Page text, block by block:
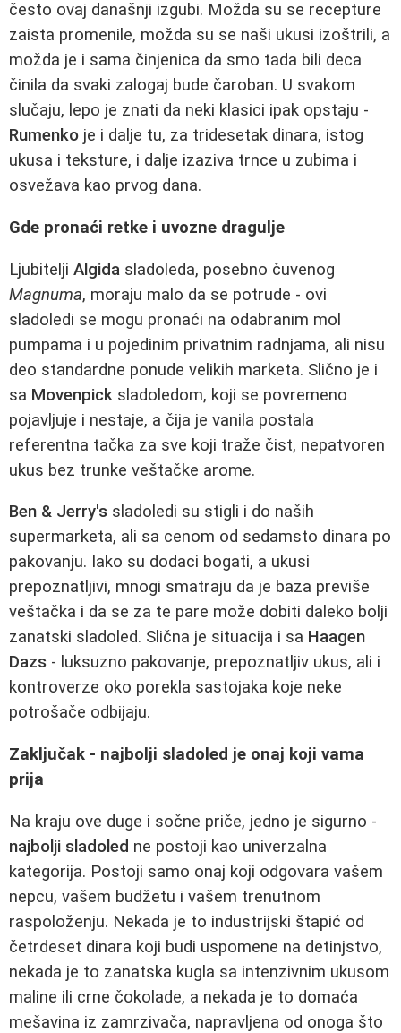
često ovaj današnji izgubi. Možda su se recepture
zaista promenile, možda su se naši ukusi izoštrili, a
možda je i sama činjenica da smo tada bili deca
činila da svaki zalogaj bude čaroban. U svakom
slučaju, lepo je znati da neki klasici ipak opstaju -
Rumenko je i dalje tu, za tridesetak dinara, istog
ukusa i teksture, i dalje izaziva trnce u zubima i
osvežava kao prvog dana.
Gde pronaći retke i uvozne dragulje
Ljubitelji Algida sladoleda, posebno čuvenog
Magnuma, moraju malo da se potrude - ovi
sladoledi se mogu pronaći na odabranim mol
pumpama i u pojedinim privatnim radnjama, ali nisu
deo standardne ponude velikih marketa. Slično je i
sa Movenpick sladoledom, koji se povremeno
pojavljuje i nestaje, a čija je vanila postala
referentna tačka za sve koji traže čist, nepatvoren
ukus bez trunke veštačke arome.
Ben & Jerry's sladoledi su stigli i do naših
supermarketa, ali sa cenom od sedamsto dinara po
pakovanju. Iako su dodaci bogati, a ukusi
prepoznatljivi, mnogi smatraju da je baza previše
veštačka i da se za te pare može dobiti daleko bolji
zanatski sladoled. Slična je situacija i sa Haagen
Dazs - luksuzno pakovanje, prepoznatljiv ukus, ali i
kontroverze oko porekla sastojaka koje neke
potrošače odbijaju.
Zaključak - najbolji sladoled je onaj koji vama
prija
Na kraju ove duge i sočne priče, jedno je sigurno -
najbolji sladoled ne postoji kao univerzalna
kategorija. Postoji samo onaj koji odgovara vašem
nepcu, vašem budžetu i vašem trenutnom
raspoloženju. Nekada je to industrijski štapić od
četrdeset dinara koji budi uspomene na detinjstvo,
nekada je to zanatska kugla sa intenzivnim ukusom
maline ili crne čokolade, a nekada je to domaća
mešavina iz zamrzivača, napravljena od onoga što